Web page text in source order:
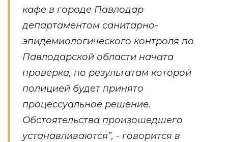
кафе в городе Павлодар
департаментом санитарно-
эпидемиологического контроля по
Павлодарской области начата
проверка, по результатам которой
полицией будет принято
процессуальное решение.
Обстоятельства произошедшего
устанавливаются”, - говорится в